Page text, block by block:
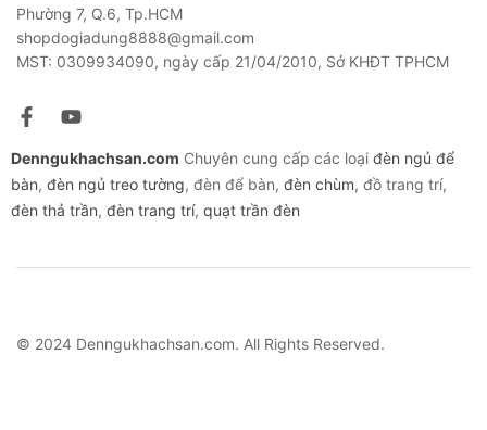
Phường 7, Q.6, Tp.HCM
shopdogiadung8888@gmail.com
MST: 0309934090, ngày cấp 21/04/2010, Sở KHĐT TPHCM
Denngukhachsan.com Chuyên cung cấp các loại đèn ngủ để
bàn, đèn ngủ treo tường, đèn để bàn, đèn chùm, đồ trang trí,
đèn thả trần, đèn trang trí, quạt trần đèn
© 2024 Denngukhachsan.com. All Rights Reserved.